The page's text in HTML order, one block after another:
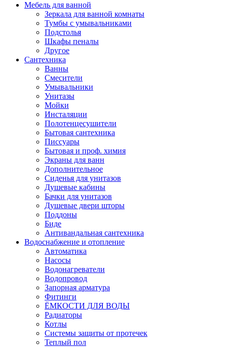
Мебель для ванной
Зеркала для ванной комнаты
Тумбы с умывальниками
Подстолья
Шкафы пеналы
Другое
Сантехника
Ванны
Смесители
Умывальники
Унитазы
Мойки
Инсталяции
Полотенцесушители
Бытовая сантехника
Писсуары
Бытовая и проф. химия
Экраны для ванн
Дополнительное
Сиденья для унитазов
Душевые кабины
Бачки для унитазов
Душевые двери шторы
Поддоны
Биде
Антивандальная сантехника
Водоснабжение и отопление
Автоматика
Насосы
Водонагреватели
Водопровод
Запорная арматура
Фитинги
ЁМКОСТИ ДЛЯ ВОДЫ
Радиаторы
Котлы
Системы защиты от протечек
Теплый пол